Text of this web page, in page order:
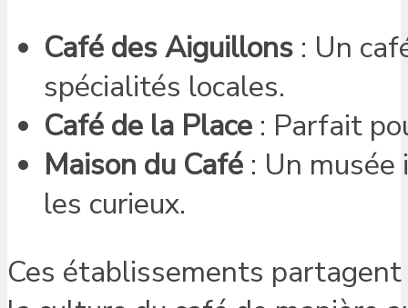
Café des Aiguillons : Un
spécialités locales.
Café de la Place : Parfait
Maison du Café : Un musée
les curieux.
Ces établissements